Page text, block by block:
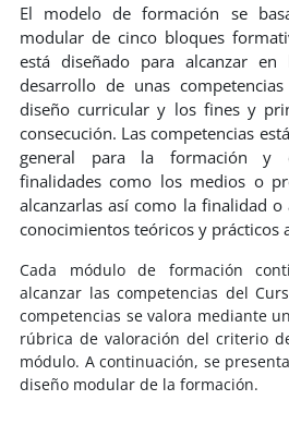
El modelo de formación se
modular de cinco bloques
está diseñado para alcanzar en
desarrollo de unas
diseño curricular y los fines y
consecución. Las competencias
general para la formación y
finalidades como los medios o
alcanzarlas así como la finalidad
conocimientos teóricos y prácticos
Cada módulo de formación
alcanzar las competencias del
competencias se valora mediante
rúbrica de valoración del criterio
módulo. A continuación, se
diseño modular de la formación.